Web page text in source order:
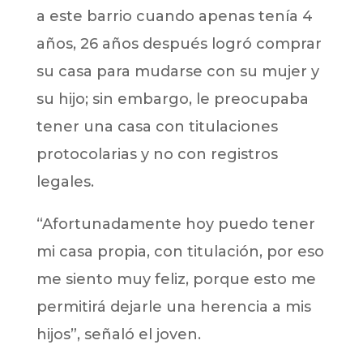
a este barrio cuando apenas tenía 4
años, 26 años después logró comprar
su casa para mudarse con su mujer y
su hijo; sin embargo, le preocupaba
tener una casa con titulaciones
protocolarias y no con registros
legales.
“Afortunadamente hoy puedo tener
mi casa propia, con titulación, por eso
me siento muy feliz, porque esto me
permitirá dejarle una herencia a mis
hijos”, señaló el joven.